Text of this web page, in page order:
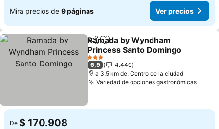
Mira precios de 9 páginas Ver precios
CompartirAgregar a favoritos
Ramada by Wyndham
Princess Santo Domingo
Ver precios
3 Estrellas
6,9
4.440
a 3.5 km de: Centro de la ciudad
Variedad de opciones gastronómicasVer
De $ 170.908